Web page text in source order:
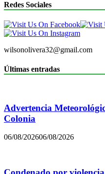
Redes Sociales
wilsonolivera32@gmail.com
Últimas entradas
Advertencia
Colonia
06/08/202606/08/2026